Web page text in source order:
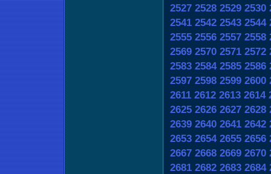
2527 2528 2529 2530
2541 2542 2543 2544
2555 2556 2557 2558
2569 2570 2571 2572
2583 2584 2585 2586
2597 2598 2599 2600
2611 2612 2613 2614
2625 2626 2627 2628
2639 2640 2641 2642
2653 2654 2655 2656
2667 2668 2669 2670
2681 2682 2683 2684